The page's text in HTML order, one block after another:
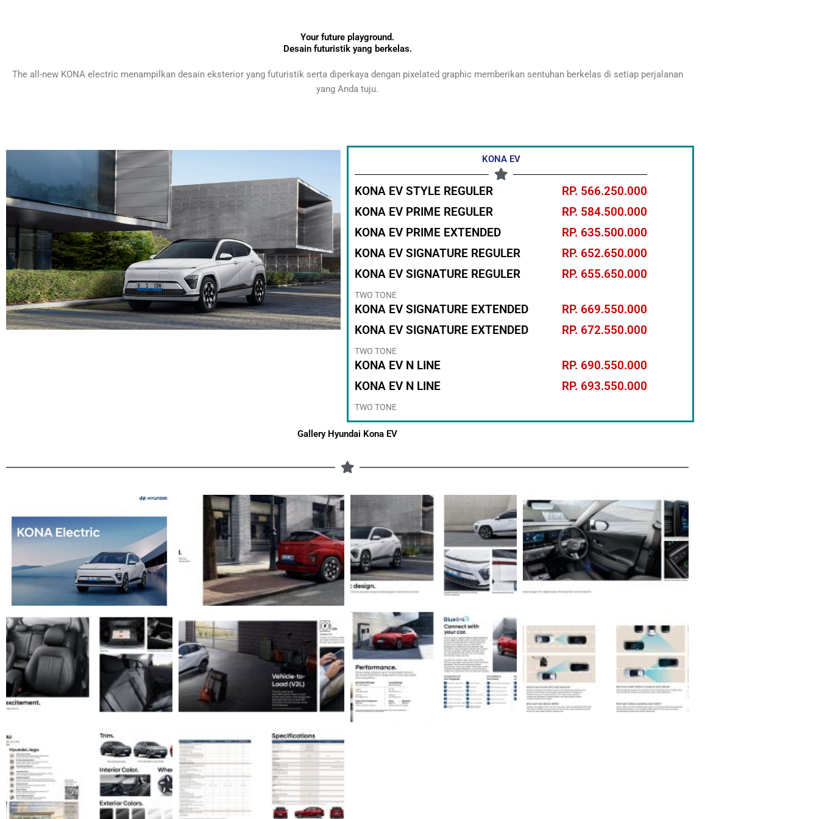
Your future playground.
Desain futuristik yang berkelas.
The all-new KONA electric menampilkan desain eksterior yang futuristik serta diperkaya dengan pixelated graphic memberikan sentuhan berkelas di setiap perjalanan
yang Anda tuju.
KONA EV
KONA EV STYLE REGULER
RP. 566.250.000
KONA EV PRIME REGULER
RP. 584.500.000
KONA EV PRIME EXTENDED
RP. 635.500.000
KONA EV SIGNATURE REGULER
RP. 652.650.000
KONA EV SIGNATURE REGULER
RP. 655.650.000
TWO TONE
KONA EV SIGNATURE EXTENDED
RP. 669.550.000
KONA EV SIGNATURE EXTENDED
RP. 672.550.000
TWO TONE
KONA EV N LINE
RP. 690.550.000
KONA EV N LINE
RP. 693.550.000
TWO TONE
Gallery Hyundai Kona EV